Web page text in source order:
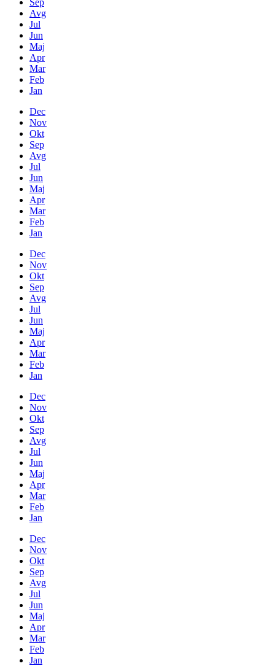
Avg
Jul
Jun
Maj
Apr
Mar
Feb
Jan
Dec
Nov
Okt
Sep
Avg
Jul
Jun
Maj
Apr
Mar
Feb
Jan
Dec
Nov
Okt
Sep
Avg
Jul
Jun
Maj
Apr
Mar
Feb
Jan
Dec
Nov
Okt
Sep
Avg
Jul
Jun
Maj
Apr
Mar
Feb
Jan
Dec
Nov
Okt
Sep
Avg
Jul
Jun
Maj
Apr
Mar
Feb
Jan